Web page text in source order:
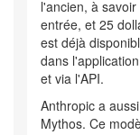
l'ancien, à
entrée, et 25
est déjà
dans
et via l'API.
Anthropic a
Mythos. Ce